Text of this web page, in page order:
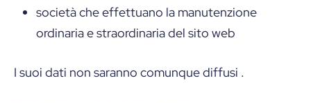
società che effettuano la manutenzione
ordinaria e straordinaria del sito web
I suoi dati non saranno comunque diffusi .